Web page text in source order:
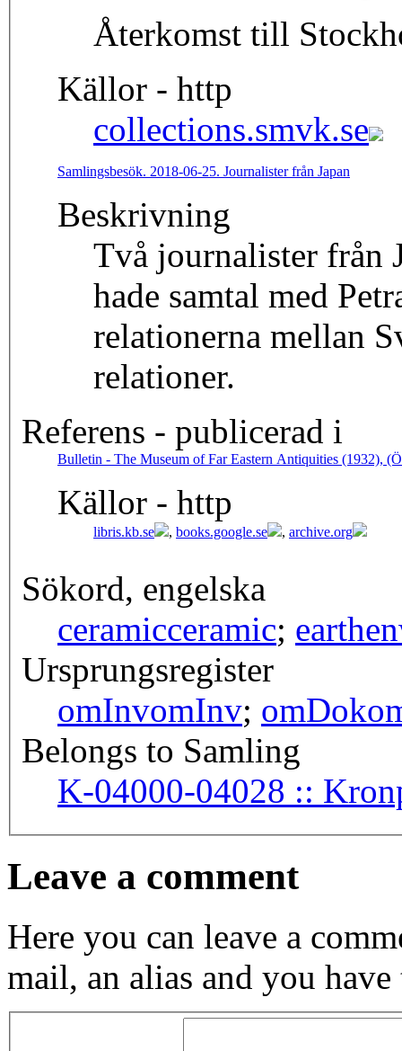
Återkomst till
Källor - http
collections.smvk.se
Samlingsbesök. 2018-06-25. Journalister från Japan
Beskrivning
Två journalister från
hade samtal med
relationerna mellan
relationer.
Referens - publicerad i
Bulletin - The Museum of Far Eastern Antiquities (1932),
Källor - http
libris.kb.se , books.google.se , archive.org
Sökord, engelska
ceramicceramic;
Ursprungsregister
omInvomInv; omDok
Belongs to Samling
K-
Leave a comment
Here you can leave a
mail, an alias and you